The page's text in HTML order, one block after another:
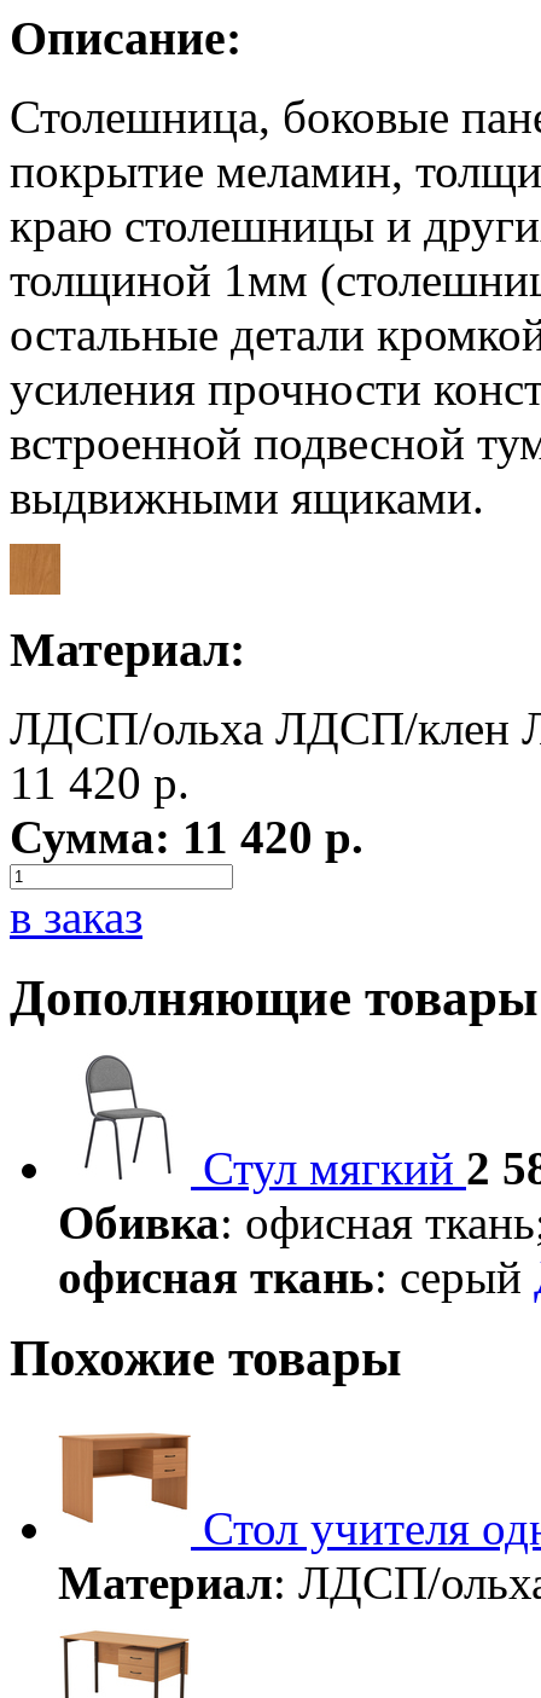
Описание:
Столешница, боковые
покрытие меламин,
краю столешницы и
толщиной 1мм
остальные детали
усиления прочности
встроенной подвесной
выдвижными ящиками.
Материал:
ЛДСП/ольха ЛДСП/клен
11 420 р.
Сумма: 11 420 р.
в заказ
Дополняющие товары
Стул мягкий 2
Обивка: офисная
офисная ткань: серый
Похожие товары
Стол учителя
Материал: ЛДСП/